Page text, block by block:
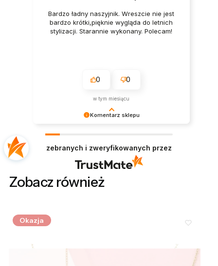
Komentarz sklepu
Ci przyjemność. Pozdrawiamy!
Bardzo ładny naszyjnik. Wreszcie nie jest
bardzo krótki,pięknie wygląda do letnich
stylizacji. Starannie wykonany. Polecam!
0 0
w tym miesiącu
zebranych i zweryfikowanych przez
Zobacz również
Okazja